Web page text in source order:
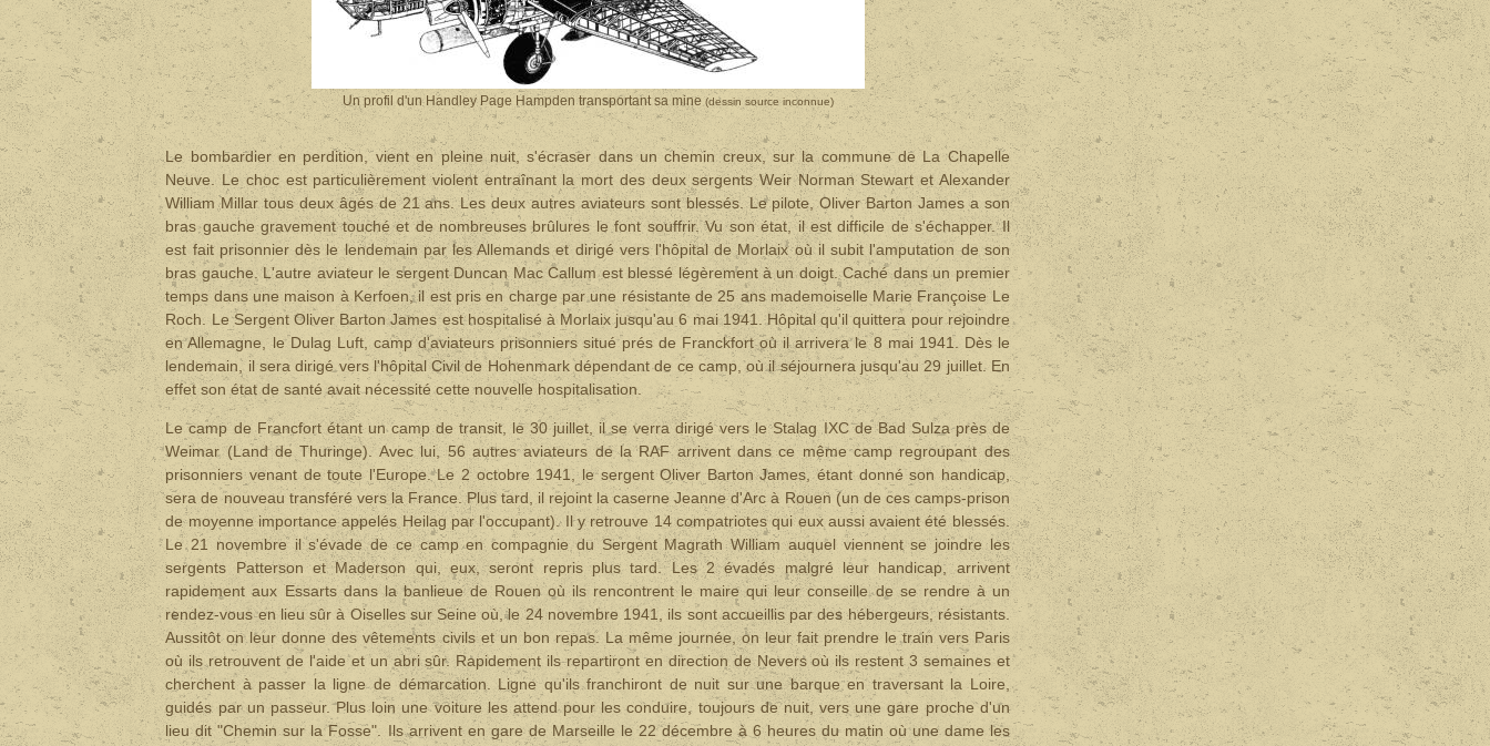
Un profil d'un Handley Page Hampden transportant sa mine (dessin source inconnue)
Le bombardier en perdition, vient en pleine nuit, s'écraser dans un chemin creux, sur la commune de La Chapelle
Neuve. Le choc est particulièrement violent entraînant la mort des deux sergents Weir Norman Stewart et Alexander
William Millar tous deux âgés de 21 ans. Les deux autres aviateurs sont blessés. Le pilote, Oliver Barton James a son
bras gauche gravement touché et de nombreuses brûlures le font souffrir. Vu son état, il est difficile de s'échapper. Il
est fait prisonnier dès le lendemain par les Allemands et dirigé vers l'hôpital de Morlaix où il subit l'amputation de son
bras gauche. L'autre aviateur le sergent Duncan Mac Callum est blessé légèrement à un doigt. Caché dans un premier
temps dans une maison à Kerfoen, il est pris en charge par une résistante de 25 ans mademoiselle Marie Françoise Le
Roch. Le Sergent Oliver Barton James est hospitalisé à Morlaix jusqu'au 6 mai 1941. Hôpital qu'il quittera pour rejoindre
en Allemagne, le Dulag Luft, camp d'aviateurs prisonniers situé prés de Franckfort où il arrivera le 8 mai 1941. Dès le
lendemain, il sera dirigé vers l'hôpital Civil de Hohenmark dépendant de ce camp, où il séjournera jusqu'au 29 juillet. En
effet son état de santé avait nécessité cette nouvelle hospitalisation.
Le camp de Francfort étant un camp de transit, le 30 juillet, il se verra dirigé vers le Stalag IXC de Bad Sulza près de
Weimar (Land de Thuringe). Avec lui, 56 autres aviateurs de la RAF arrivent dans ce même camp regroupant des
prisonniers venant de toute l'Europe. Le 2 octobre 1941, le sergent Oliver Barton James, étant donné son handicap,
sera de nouveau transféré vers la France. Plus tard, il rejoint la caserne Jeanne d'Arc à Rouen (un de ces camps-prison
de moyenne importance appelés Heilag par l'occupant). Il y retrouve 14 compatriotes qui eux aussi avaient été blessés.
Le 21 novembre il s'évade de ce camp en compagnie du Sergent Magrath William auquel viennent se joindre les
sergents Patterson et Maderson qui, eux, seront repris plus tard. Les 2 évadés malgré leur handicap, arrivent
rapidement aux Essarts dans la banlieue de Rouen où ils rencontrent le maire qui leur conseille de se rendre à un
rendez-vous en lieu sûr à Oiselles sur Seine où, le 24 novembre 1941, ils sont accueillis par des hébergeurs, résistants.
Aussitôt on leur donne des vêtements civils et un bon repas. La même journée, on leur fait prendre le train vers Paris
où ils retrouvent de l'aide et un abri sûr. Rapidement ils repartiront en direction de Nevers où ils restent 3 semaines et
cherchent à passer la ligne de démarcation. Ligne qu'ils franchiront de nuit sur une barque en traversant la Loire,
guidés par un passeur. Plus loin une voiture les attend pour les conduire, toujours de nuit, vers une gare proche d'un
lieu dit "Chemin sur la Fosse". Ils arrivent en gare de Marseille le 22 décembre à 6 heures du matin où une dame les